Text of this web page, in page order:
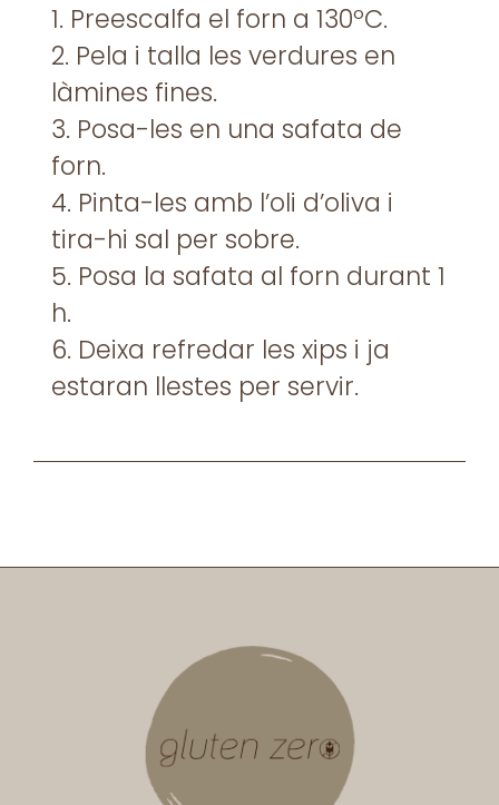
1. Preescalfa el forn a 130ºC.
2. Pela i talla les verdures en
làmines fines.
3. Posa-les en una safata de
forn.
4. Pinta-les amb l’oli d’oliva i
tira-hi sal per sobre.
5. Posa la safata al forn durant 1
h.
6. Deixa refredar les xips i ja
estaran llestes per servir.